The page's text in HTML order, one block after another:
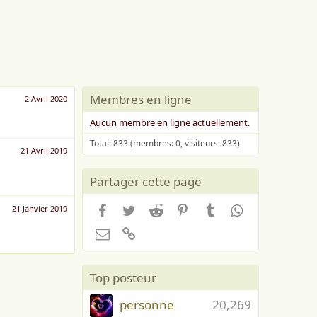
2 Avril 2020
21 Avril 2019
21 Janvier 2019
Membres en ligne
Aucun membre en ligne actuellement.
Total: 833 (membres: 0, visiteurs: 833)
Partager cette page
Facebook
TwitterReddit PinterestTumblrWhatsApp
Email
Top posteur
20,269
personne